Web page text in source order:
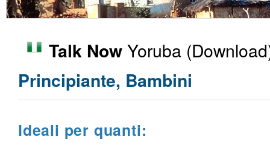
Talk NowYoruba
Principiante, Bambini
Ideali per quanti: